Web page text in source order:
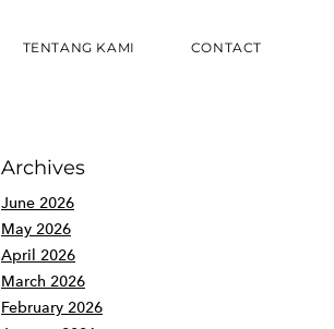
TENTANG KAMI CONTACT
Archives
June 2026
May 2026
April 2026
March 2026
February 2026